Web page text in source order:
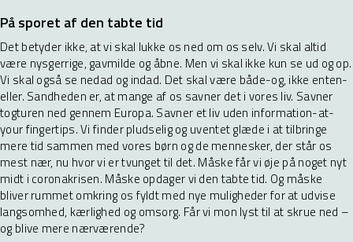
På sporet af den tabte tid
Det betyder ikke, at vi skal lukke os ned om os selv. Vi skal altid
være nysgerrige, gavmilde og åbne. Men vi skal ikke kun se ud og op.
Vi skal også se nedad og indad. Det skal være både-og, ikke enten-
eller. Sandheden er, at mange af os savner det i vores liv. Savner
togturen ned gennem Europa. Savner et liv uden information-at-
your fingertips. Vi finder pludselig og uventet glæde i at tilbringe
mere tid sammen med vores børn og de mennesker, der står os
mest nær, nu hvor vi er tvunget til det. Måske får vi øje på noget nyt
midt i coronakrisen. Måske opdager vi den tabte tid. Og måske
bliver rummet omkring os fyldt med nye muligheder for at udvise
langsomhed, kærlighed og omsorg. Får vi mon lyst til at skrue ned –
og blive mere nærværende?